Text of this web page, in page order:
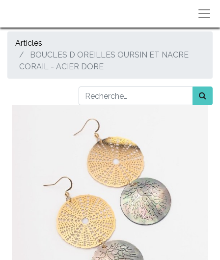
Articles
BOUCLES D OREILLES OURSIN ET NACRE
CORAIL - ACIER DORE